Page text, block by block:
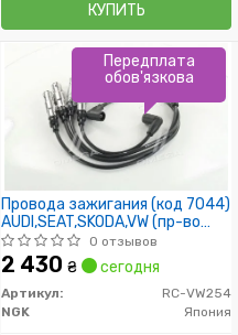
КУПИТЬ
Провода зажигания (код 7044)
AUDI,SEAT,SKODA,VW (пр-во
NGK)
0 отзывов
2 430 ₴ сегодня
Артикул:
RC-VW254
NGK
Япония
Передплата
обов'язкова